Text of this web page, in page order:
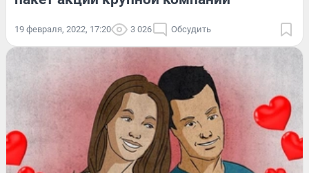
19 февраля, 2022, 17:20 3 026 Обсудить